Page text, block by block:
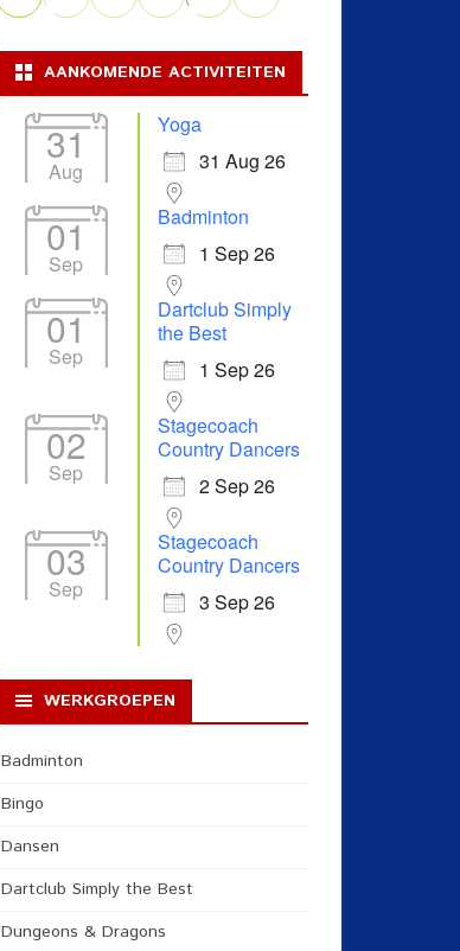
AANKOMENDE ACTIVITEITEN
31
Aug
Yoga
31 Aug 26
01
Sep
Badminton
1 Sep 26
01
Sep
Dartclub Simply
the Best
1 Sep 26
02
Sep
Stagecoach
Country Dancers
2 Sep 26
03
Sep
Stagecoach
Country Dancers
3 Sep 26
WERKGROEPEN
Badminton
Bingo
Dansen
Dartclub Simply the Best
Dungeons & Dragons